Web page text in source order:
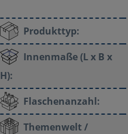
Produkttyp:
Innenmaße (L x B x
H):
Flaschenanzahl:
Themenwelt /